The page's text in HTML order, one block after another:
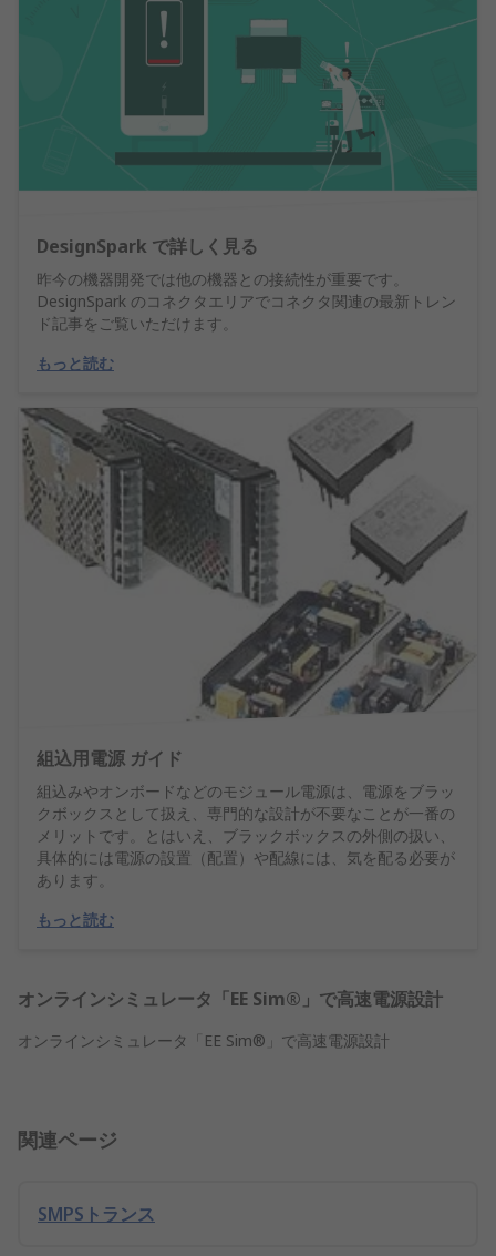
DesignSpark で詳しく見る
昨今の機器開発では他の機器との接続性が重要です。
DesignSpark のコネクタエリアでコネクタ関連の最新トレン
ド記事をご覧いただけます。
もっと読む
組込用電源 ガイド
組込みやオンボードなどのモジュール電源は、電源をブラッ
クボックスとして扱え、専門的な設計が不要なことが一番の
メリットです。とはいえ、ブラックボックスの外側の扱い、
具体的には電源の設置（配置）や配線には、気を配る必要が
あります。
もっと読む
オンラインシミュレータ「EE Sim®」で高速電源設計
オンラインシミュレータ「EE Sim®」で高速電源設計
関連ページ
SMPSトランス